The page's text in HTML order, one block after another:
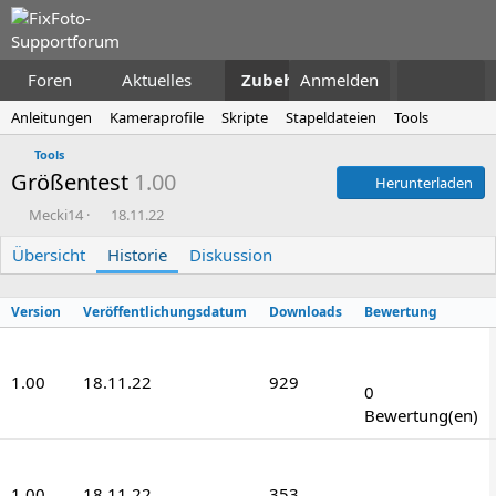
Foren Aktuelles ZubehörAnmelden
Anleitungen Kameraprofile Skripte Stapeldateien Tools
Tools
Größentest 1.00
Herunterladen
A
t
o
r
Mecki14
D
t
u
m
E
r
t
e
18.11.22
Übersicht Historie Diskussion
Version Veröffentlichungsdatum Downloads Bewertung
1.00 18.11.22 929
0
S
t
0
Bewertung(en)